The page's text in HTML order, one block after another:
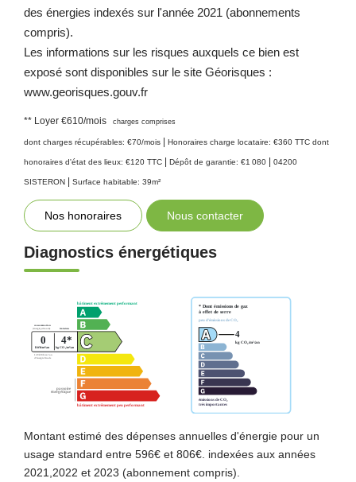
des énergies indexés sur l'année 2021 (abonnements
compris).
Les informations sur les risques auxquels ce bien est
exposé sont disponibles sur le site Géorisques :
www.georisques.gouv.fr
** Loyer €610/mois charges comprises
dont charges récupérables: €70/mois | Honoraires charge locataire: €360 TTC dont
honoraires d'état des lieux: €120 TTC | Dépôt de garantie: €1 080 | 04200
SISTERON | Surface habitable: 39m²
Nos honoraires Nous contacter
Diagnostics énergétiques
Montant estimé des dépenses annuelles d'énergie pour un
usage standard entre 596€ et 806€. indexées aux années
2021,2022 et 2023 (abonnement compris).